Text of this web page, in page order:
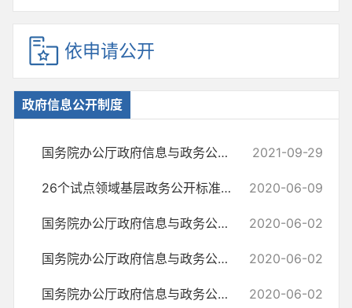
依申请公开
政府信息公开制度
国务院办公厅政府信息与政务公开办公室关于印发《中华人民共和国政府信... 2021-09-29
26个试点领域基层政务公开标准目录汇编 2020-06-09
国务院办公厅政府信息与政务公开办公室关于政府信息公开处理决定送达问... 2020-06-02
国务院办公厅政府信息与政务公开办公室关于机构改革后政府信息公开申请... 2020-06-02
国务院办公厅政府信息与政务公开办公室关于政府信息公开申请接收渠道问... 2020-06-02